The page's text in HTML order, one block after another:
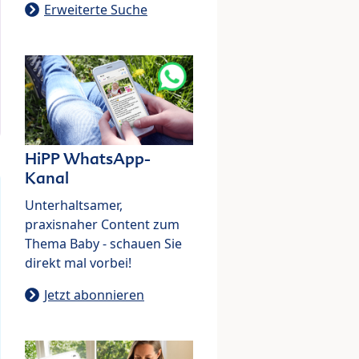
Erweiterte Suche
HiPP WhatsApp-
Kanal
Unterhaltsamer,
praxisnaher Content zum
Thema Baby - schauen Sie
direkt mal vorbei!
Jetzt abonnieren